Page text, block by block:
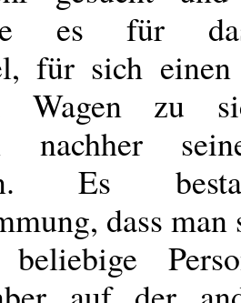
es für
für sich
Wagen zu
nachher
Es
dass man